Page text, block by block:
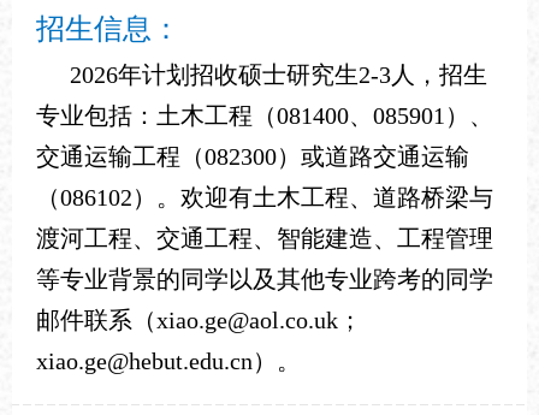
招生信息：
2026年计划招收硕士研究生2-3人，招生
专业包括：土木工程（081400、085901）、
交通运输工程（082300）或道路交通运输
（086102）。欢迎有土木工程、道路桥梁与
渡河工程、交通工程、智能建造、工程管理
等专业背景的同学以及其他专业跨考的同学
邮件联系（xiao.ge@aol.co.uk；
xiao.ge@hebut.edu.cn）。